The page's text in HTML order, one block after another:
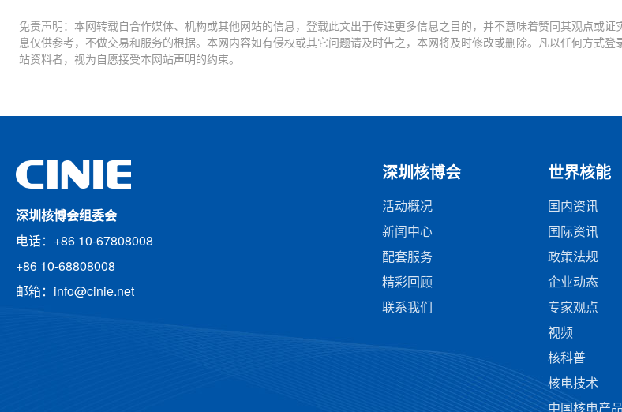
免责声明：本网转载自合作媒体、机构或其他网站的信息，登载此文出于传递更多信息之目的，并不意味着赞同其观点或证
息仅供参考，不做交易和服务的根据。本网内容如有侵权或其它问题请及时告之，本网将及时修改或删除。凡以任何方式登
站资料者，视为自愿接受本网站声明的约束。
深圳核博会组委会
电话：+86 10-67808008
+86 10-68808008
邮箱：info@cinie.net
深圳核博会
活动概况
新闻中心
配套服务
精彩回顾
联系我们
世界核能
国内资讯
国际资讯
政策法规
企业动态
专家观点
视频
核科普
核电技术
中国核电产